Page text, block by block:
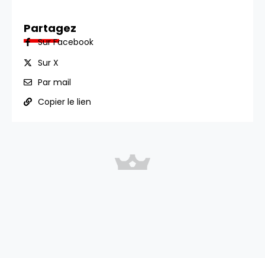
Partagez
Sur Facebook
Sur X
Par mail
Copier le lien